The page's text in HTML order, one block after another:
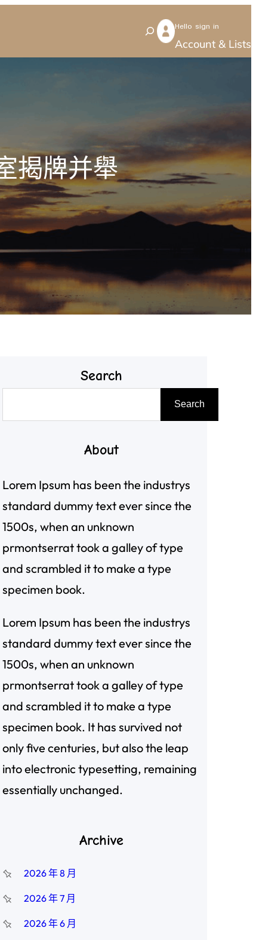
S
e
Hello sign in
Account & Lists
揭牌并舉
Search
尋
Search
About
Lorem Ipsum has been the industrys
standard dummy text ever since the
1500s, when an unknown
prmontserrat took a galley of type
and scrambled it to make a type
specimen book.
Lorem Ipsum has been the industrys
standard dummy text ever since the
1500s, when an unknown
prmontserrat took a galley of type
and scrambled it to make a type
specimen book. It has survived not
only five centuries, but also the leap
into electronic typesetting, remaining
essentially unchanged.
Archive
2026 年 8 月
2026 年 7 月
2026 年 6 月